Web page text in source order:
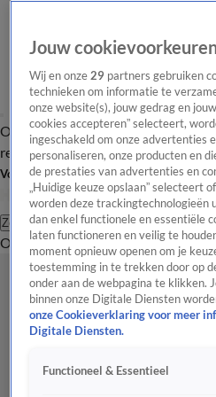
Overzicht Laatste nieuws Regionieuws
redactie
Volg Hart van Nederland
Zoeken
OverzichtRegioUitzendingenWeer
Jouw
Wij en onze29 partners gebruiken
technieken om informatie te
onze website(s), jouw gedrag en
cookies accepteren” selecteert,
ingeschakeld om onze advertenties
personaliseren, onze producten en
de prestaties van advertenties en
„Huidige keuze opslaan” selecteert
worden deze trackingtechnologieën
dan enkel functionele en essentiële
laten functioneren en veilig te
moment opnieuw openen om je
toestemming in te trekken door op
onder aan de webpagina te klikken.
binnen onze Digitale Diensten
onze Cookieverklaring voor meer
Digitale Diensten.
Functioneel & Essentieel